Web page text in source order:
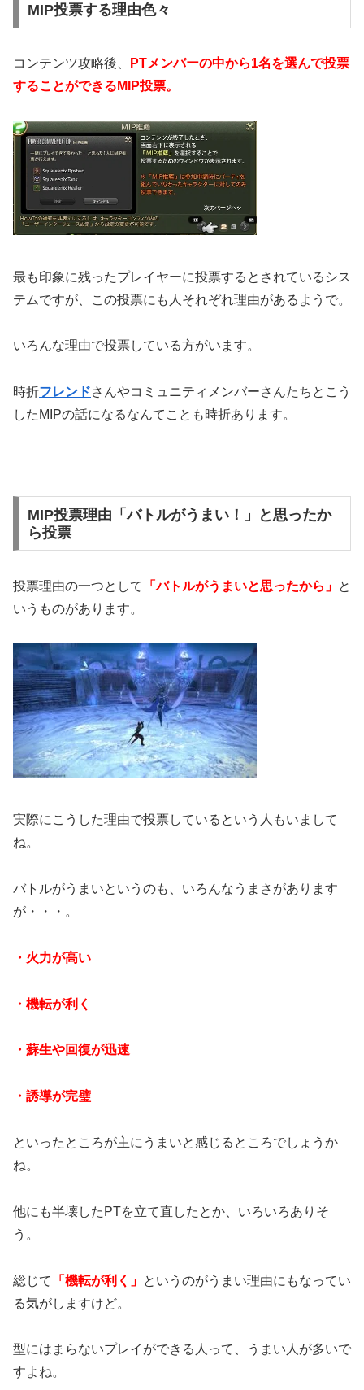
MIP投票する理由色々
コンテンツ攻略後、
PTメンバーの中から1名を選んで投票
することができるMIP投票。
最も印象に残ったプレイヤーに投票するとされているシス
テムですが、この投票にも人それぞれ理由があるようで。
いろんな理由で投票している方がいます。
時折フレンドさんやコミュニティメンバーさんたちとこう
したMIPの話になるなんてことも時折あります。
MIP投票理由「バトルがうまい！」と思ったか
ら投票
投票理由の一つとして 「バトルがうまいと思ったから」 と
いうものがあります。
実際にこうした理由で投票しているという人もいまして
ね。
バトルがうまいというのも、いろんなうまさがあります
が・・・。
・火力が高い
・機転が利く
・蘇生や回復が迅速
・誘導が完璧
といったところが主にうまいと感じるところでしょうか
ね。
他にも半壊したPTを立て直したとか、いろいろありそ
う。
総じて 「機転が利く」 というのがうまい理由にもなってい
る気がしますけど。
型にはまらないプレイができる人って、うまい人が多いで
すよね。